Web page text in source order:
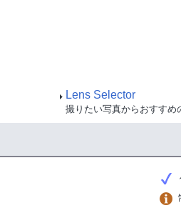
Lens Selector
撮りたい写真からおすすめ